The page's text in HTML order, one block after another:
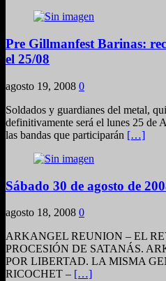
Pre Gillmanfest Barinas:
el 25/08
agosto 19, 2008 0
Soldados y guardianes del metal,
definitivamente será el lunes 25 de
las bandas que participarán […]
Sábado 30 de agosto de
agosto 18, 2008 0
ARKANGEL REUNION – EL
PROCESIÓN DE SATANÁS.
POR LIBERTAD. LA MISMA
RICOCHET – […]